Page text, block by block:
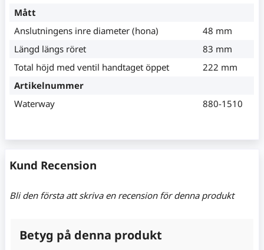
Mått
Anslutningens inre diameter (hona)
48 mm
Längd längs röret
83 mm
Total höjd med ventil handtaget öppet
222 mm
Artikelnummer
Waterway
880-1510
Kund Recension
Bli den första att skriva en recension för denna produkt
Betyg på denna produkt